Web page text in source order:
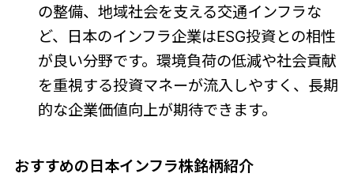
の整備、地域社会を支える交通インフラな
ど、日本のインフラ企業はESG投資との相性
が良い分野です。環境負荷の低減や社会貢献
を重視する投資マネーが流入しやすく、長期
的な企業価値向上が期待できます。
おすすめの日本インフラ株銘柄紹介